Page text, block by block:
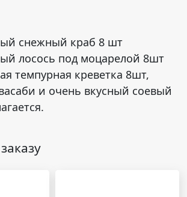
снежный краб 8 шт
лосось под моцарелой 8шт
темпурная креветка 8шт,
и очень вкусный соевый